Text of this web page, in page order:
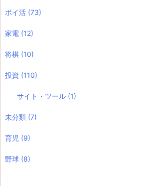
ポイ活 (73)
家電 (12)
将棋 (10)
投資 (110)
サイト・ツール (1)
未分類 (7)
育児 (9)
野球 (8)